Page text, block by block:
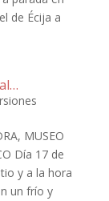
de Écija a
MUSEO
Día 17 de
y a la hora
un frío y